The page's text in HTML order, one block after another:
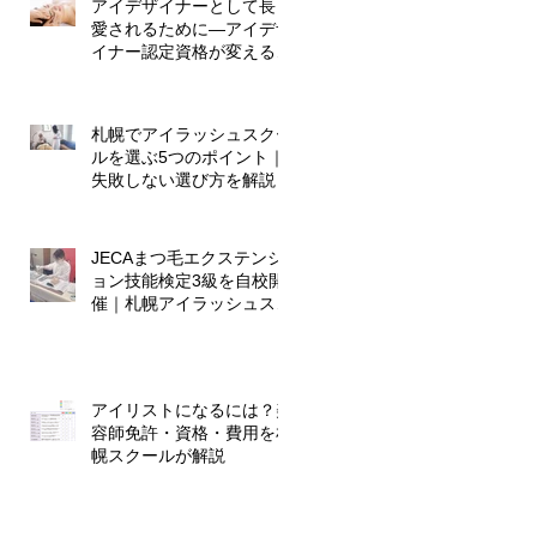
アイデザイナーとして長く
愛されるために―アイデザ
イナー認定資格が変える、
札幌でアイラッシュスクー
ルを選ぶ5つのポイント｜
失敗しない選び方を解説
JECAまつ毛エクステンシ
ョン技能検定3級を自校開
催｜札幌アイラッシュスク
アイリストになるには？美
容師免許・資格・費用を札
幌スクールが解説